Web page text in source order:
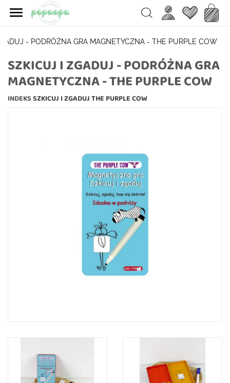
 Search Ulubione
- PODRÓŻNA GRA MAGNETYCZNA - THE PURPLE COW
SZKICUJ I ZGADUJ - PODRÓŻNA GRA
MAGNETYCZNA - THE PURPLE COW
INDEKS SZKICUJ I ZGADUJ THE PURPLE COW